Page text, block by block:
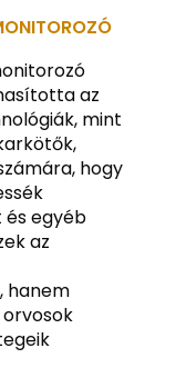
az
mint
hogy
egyéb
az
hanem
orvosok